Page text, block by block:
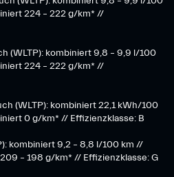
224 – 222 g/km* //
(WLTP): kombiniert 9,8 – 9,9 l/100
224 – 222 g/km* //
(WLTP): kombiniert 22,1 kWh/100
0 g/km* // Effizienzklasse: B
kombiniert 9,2 – 8,8 l/100 km //
– 198 g/km* // Effizienzklasse: G